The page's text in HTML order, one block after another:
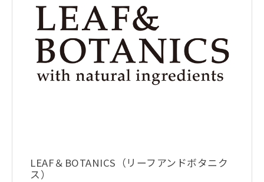
LEAF＆BOTANICS（リーフアンドボタニク
ス）